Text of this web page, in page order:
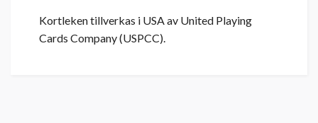
Kortleken tillverkas i USA av United Playing
Cards Company (USPCC).